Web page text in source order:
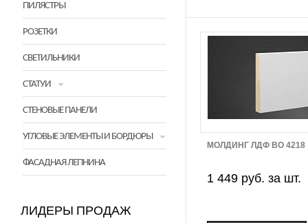
ПИЛЯСТРЫ
РОЗЕТКИ
СВЕТИЛЬНИКИ
СТАТУИ
СТЕНОВЫЕ ПАНЕЛИ
УГЛОВЫЕ ЭЛЕМЕНТЫ И БОРДЮРЫ
ФАСАДНАЯ ЛЕПНИНА
ЛИДЕРЫ ПРОДАЖ
МОЛДИНГ ЛДФ BO 4218
1 449 руб. за шт.